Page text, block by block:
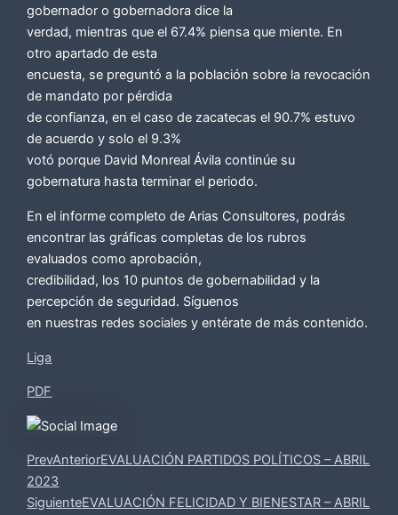
gobernador o gobernadora dice la
verdad, mientras que el 67.4% piensa que miente. En
otro apartado de esta
encuesta, se preguntó a la población sobre la revocación
de mandato por pérdida
de confianza, en el caso de zacatecas el 90.7% estuvo
de acuerdo y solo el 9.3%
votó porque David Monreal Ávila continúe su
gobernatura hasta terminar el periodo.
En el informe completo de Arias Consultores, podrás
encontrar las gráficas completas de los rubros
evaluados como aprobación,
credibilidad, los 10 puntos de gobernabilidad y la
percepción de seguridad. Síguenos
en nuestras redes sociales y entérate de más contenido.
Liga
PDF
PrevAnteriorEVALUACIÓN PARTIDOS POLÍTICOS – ABRIL
2023
SiguienteEVALUACIÓN FELICIDAD Y BIENESTAR – ABRIL